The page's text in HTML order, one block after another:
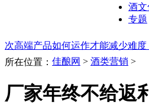
酒文
专题
次高端产品如何运作才能减少难度
售？ 大经销商一定不要嫌弃小品
销商开发市场绕不开这三步：单
所在位置： 佳酿网 > 酒类营销 >
厂家年终不给返